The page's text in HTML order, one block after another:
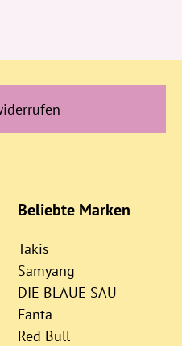
Beliebte Marken
Takis
Samyang
DIE BLAUE SAU
Fanta
Red Bull